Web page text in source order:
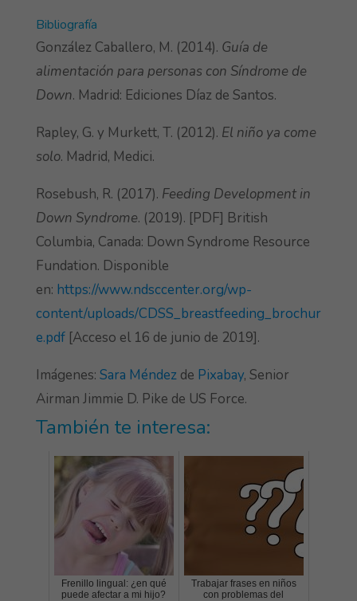
Bibliografía
González Caballero, M. (2014). Guía de
alimentación para personas con Síndrome de
Down. Madrid: Ediciones Díaz de Santos.
Rapley, G. y Murkett, T. (2012). El niño ya come
solo. Madrid, Medici.
Rosebush, R. (2017). Feeding Development in
Down Syndrome. (2019). [PDF] British
Columbia, Canada: Down Syndrome Resource
Fundation. Disponible
en: https://www.ndsccenter.org/wp-
content/uploads/CDSS_breastfeeding_brochur
e.pdf[Acceso el 16 de junio de 2019].
Imágenes: Sara Méndezde Pixabay, Senior
Airman Jimmie D. Pike de US Force.
También te interesa:
Frenillo lingual: ¿en qué
puede afectar a mi hijo?
Trabajar frases en niños
con problemas del